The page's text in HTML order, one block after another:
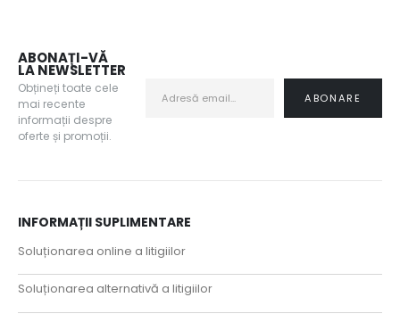
ABONAȚI-VĂ
LA NEWSLETTER
Obțineți toate cele
mai recente
informații despre
oferte și promoții.
INFORMAȚII SUPLIMENTARE
Soluționarea online a litigiilor
Soluționarea alternativă a litigiilor